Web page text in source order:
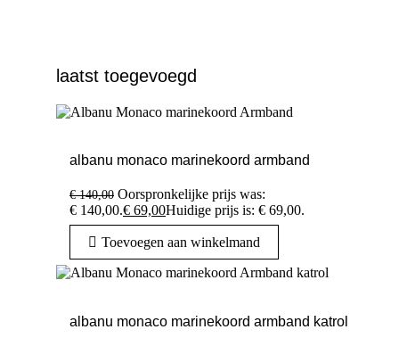
laatst toegevoegd
albanu monaco marinekoord armband
€140,00 Oorspronkelijke prijs was:
€ 140,00.€ 69,00Huidige prijs is: € 69,00.
Toevoegen aan winkelmand
albanu monaco marinekoord armband katrol